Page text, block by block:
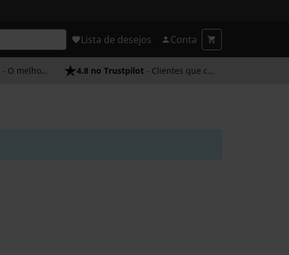
Lista de desejos Conta
- O melhor atendimento 4.8 no Trustpilot - Clientes que confiam em nós